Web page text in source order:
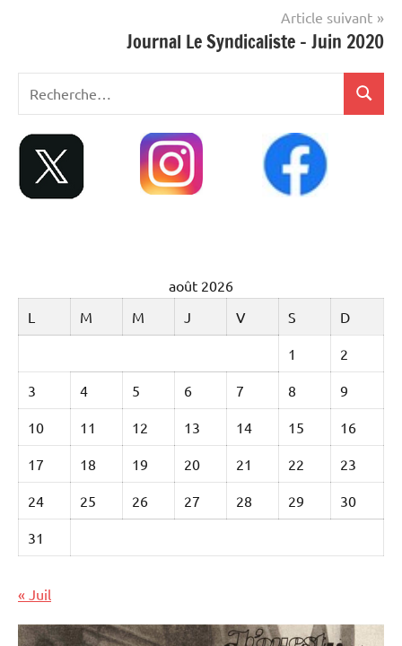
Article suivant
Journal Le Syndicaliste – Juin 2020
août 2026
L
M M J V S D
1 2
3 4 5 6 7 8 9
10 11 12 13 14 15 16
17 18 19 20 21 22 23
24 25 26 27 28 29 30
31
« Juil